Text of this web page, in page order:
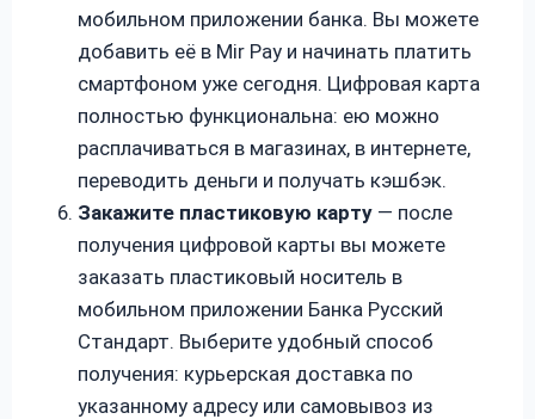
мобильном приложении банка. Вы можете
добавить её в Mir Pay и начинать платить
смартфоном уже сегодня. Цифровая карта
полностью функциональна: ею можно
расплачиваться в магазинах, в интернете,
переводить деньги и получать кэшбэк.
Закажите пластиковую карту — после
получения цифровой карты вы можете
заказать пластиковый носитель в
мобильном приложении Банка Русский
Стандарт. Выберите удобный способ
получения: курьерская доставка по
указанному адресу или самовывоз из